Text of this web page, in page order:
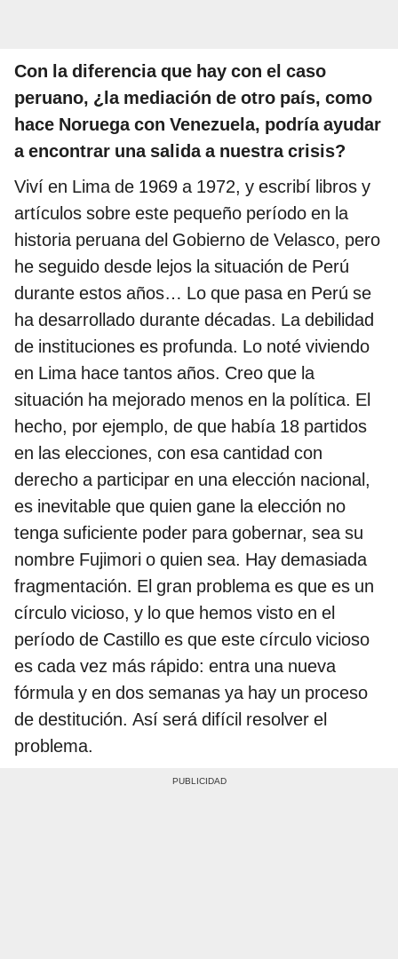
Con la diferencia que hay con el caso
peruano, ¿la mediación de otro país, como
hace Noruega con Venezuela, podría ayudar
a encontrar una salida a nuestra crisis?
Viví en Lima de 1969 a 1972, y escribí libros y
artículos sobre este pequeño período en la
historia peruana del Gobierno de Velasco, pero
he seguido desde lejos la situación de Perú
durante estos años… Lo que pasa en Perú se
ha desarrollado durante décadas. La debilidad
de instituciones es profunda. Lo noté viviendo
en Lima hace tantos años. Creo que la
situación ha mejorado menos en la política. El
hecho, por ejemplo, de que había 18 partidos
en las elecciones, con esa cantidad con
derecho a participar en una elección nacional,
es inevitable que quien gane la elección no
tenga suficiente poder para gobernar, sea su
nombre Fujimori o quien sea. Hay demasiada
fragmentación. El gran problema es que es un
círculo vicioso, y lo que hemos visto en el
período de Castillo es que este círculo vicioso
es cada vez más rápido: entra una nueva
fórmula y en dos semanas ya hay un proceso
de destitución. Así será difícil resolver el
problema.